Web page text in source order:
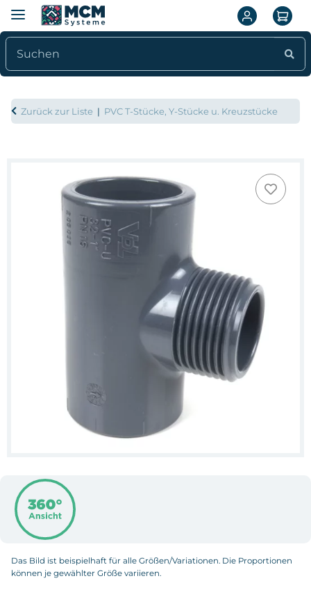
Zurück zur Liste PVC T-Stücke, Y-Stücke u. Kreuzstücke
Das Bild ist beispielhaft für alle Größen/Variationen. Die Proportionen
können je gewählter Größe variieren.